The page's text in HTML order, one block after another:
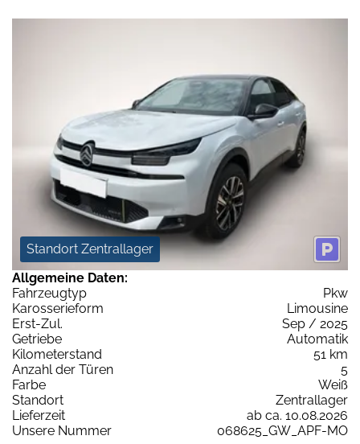
Standort Zentrallager
Allgemeine Daten:
Fahrzeugtyp
Pkw
Karosserieform
Limousine
Erst-Zul.
Sep / 2025
Getriebe
Automatik
Kilometerstand
51 km
Anzahl der Türen
5
Farbe
Weiß
Standort
Zentrallager
Lieferzeit
ab ca. 10.08.2026
Unsere Nummer
068625_GW_APF-MO